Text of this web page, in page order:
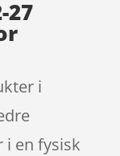
27
i
i en fysisk